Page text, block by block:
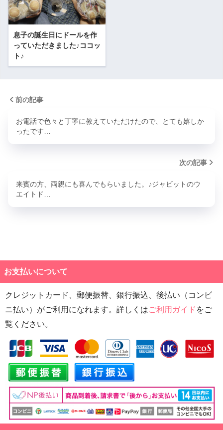
息子の誕生日にドールを作
っていただきました♪ココッ
ト♪
前の記事
お電話で色々と丁寧に教えていただけたので、とても嬉しか
ったです…
次の記事
来賓の方、両親にも喜んでもらいました。♪ジャビットのウ
エイトド…
お支払いについて
クレジットカード、郵便振替、銀行振込、後払い（コンビ
ニ払い）がご利用になれます。詳しくはご利用ガイド をご
覧ください。